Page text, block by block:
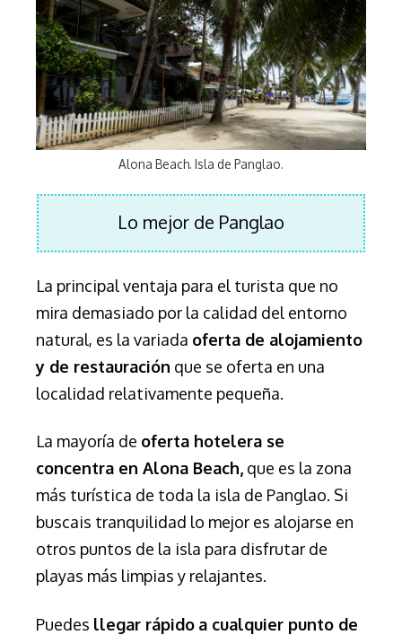
Alona Beach. Isla de Panglao.
Lo mejor de Panglao
La principal ventaja para el turista que no
mira demasiado por la calidad del entorno
natural, es la variada oferta de alojamiento
y de restauración que se oferta en una
localidad relativamente pequeña.
La mayoría de oferta hotelera se
concentra en Alona Beach, que es la zona
más turística de toda la isla de Panglao. Si
buscais tranquilidad lo mejor es alojarse en
otros puntos de la isla para disfrutar de
playas más limpias y relajantes.
Puedes llegar rápido a cualquier punto de